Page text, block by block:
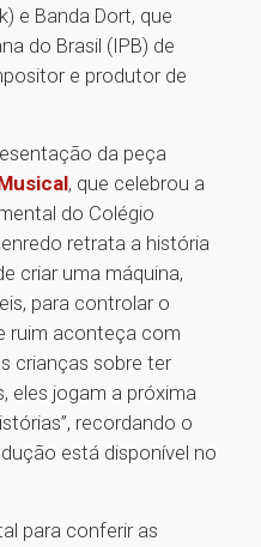
e Banda Dort, que
do Brasil (IPB) de
e produtor de
da peça
, que celebrou a
do Colégio
retrata a história
criar uma máquina,
para controlar o
ruim aconteça com
crianças sobre ter
eles jogam a próxima
recordando o
está disponível no
para conferir as